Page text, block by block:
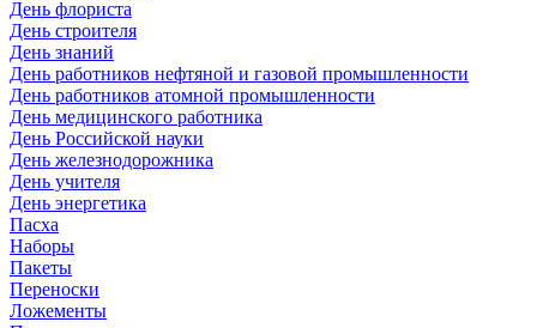
День флориста
День строителя
День знаний
День работников нефтяной и газовой промышленности
День работников атомной промышленности
День медицинского работника
День Российской науки
День железнодорожника
День учителя
День энергетика
Пасха
Наборы
Пакеты
Переноски
Ложементы